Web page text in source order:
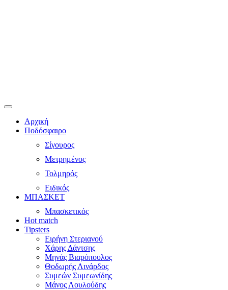
Αρχική
Ποδόσφαιρο
Σίγουρος
Μετρημένος
Τολμηρός
Ειδικός
ΜΠΑΣΚΕΤ
Μπασκετικός
Hot match
Tipsters
Ειρήνη Στεριανού
Χάρης Δάντσης
Μηνάς Βιαρόπουλος
Θοδωρής Λινάρδος
Συμεών Συμεωνίδης
Μάνος Λουλούδης